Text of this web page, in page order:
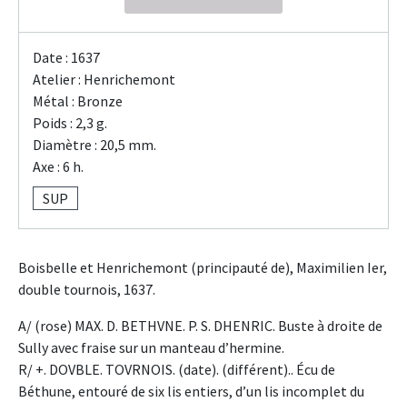
Date : 1637
Atelier : Henrichemont
Métal : Bronze
Poids : 2,3 g.
Diamètre : 20,5 mm.
Axe : 6 h.
SUP
Boisbelle et Henrichemont (principauté de), Maximilien Ier,
double tournois, 1637.
A/ (rose) MAX. D. BETHVNE. P. S. DHENRIC. Buste à droite de
Sully avec fraise sur un manteau d’hermine.
R/ +. DOVBLE. TOVRNOIS. (date). (différent).. Écu de
Béthune, entouré de six lis entiers, d’un lis incomplet du